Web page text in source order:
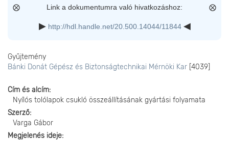
Link a dokumentumra való hivatkozáshoz:
http://hdl.handle.net/20.500.14044/11844
Gyűjtemény
Bánki Donát Gépész és Biztonságtechnikai Mérnöki Kar [4039]
Cím és alcím
Nyílós tolólapok csukló összeállításának gyártási folyamata
Szerző
Varga Gábor
Megjelenés ideje